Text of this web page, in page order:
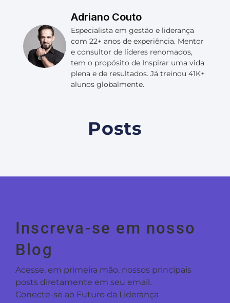
Adriano Couto
Especialista em gestão e liderança
com 22+ anos de experiência. Mentor
e consultor de líderes renomados,
tem o propósito de Inspirar uma vida
plena e de resultados. Já treinou 41K+
alunos globalmente.
Posts
Inscreva-se em nosso
Blog
Acesse, em primeira mão, nossos principais
posts diretamente em seu email.
Conecte-se ao Futuro da Liderança